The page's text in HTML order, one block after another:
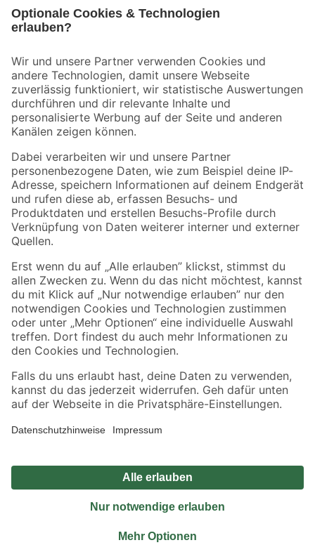
Der toom Newsletter: Keine Angebote und Aktionen mehr verpassen!
Zur Newsletter Anmeldung
Folge uns
Zahlungsarten Versandarten
Sicher einkaufen
Jetzt die toom-App herunterladen
Alle Preisangaben in EUR inkl. gesetzl. MwSt.. Die dargestellten Angebote sind unter
Umständen nicht in allen Märkten verfügbar. Die angegebenen Verfügbarkeiten beziehen
Produkte nur solange der Vorrat reicht.
*Paketversand ab 59 € versandkostenfrei, gilt nicht für Artikel mit Speditionsversand, hier
Privatsphäre Impressum
Nutzungsbedingungen
Widerrufsrecht
Vertrag widerrufen
© 2026 toom Baumarkt GmbH